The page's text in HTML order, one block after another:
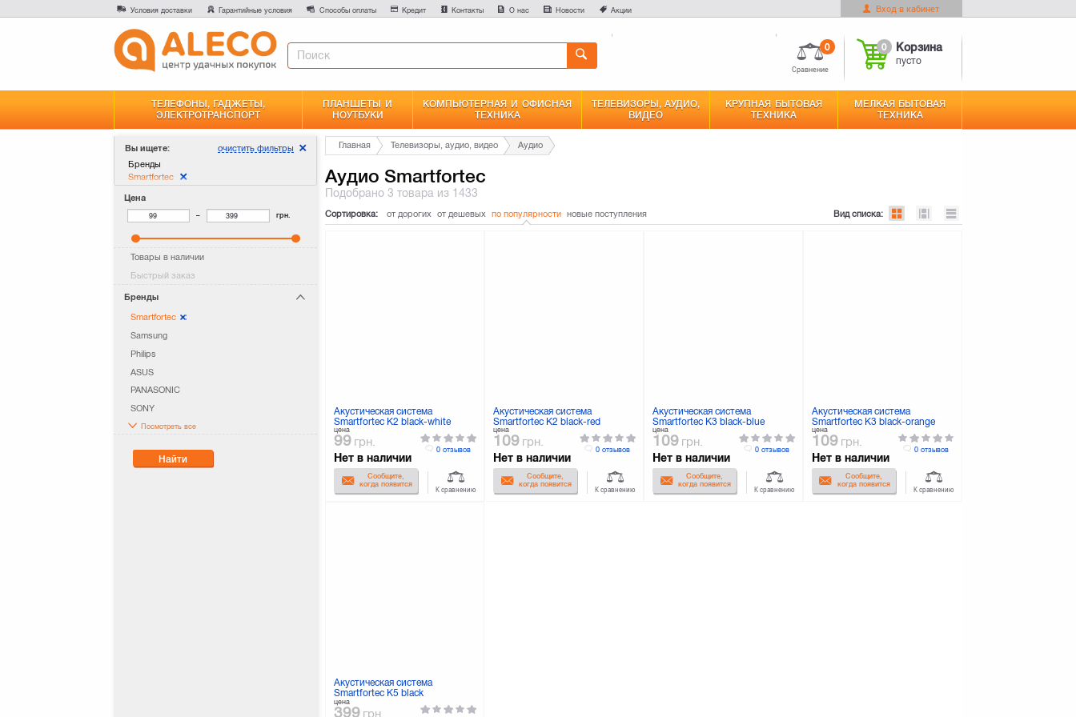
Условия доставки Гарантийные условия Способы оплаты Кредит Контакты О нас Новости Акции Вход в кабинет
Сравнение
0 0 Корзина
пусто
ТЕЛЕФОНЫ, ГАДЖЕТЫ,
ЭЛЕКТРОТРАНСПОРТ
ПЛАНШЕТЫ И
НОУТБУКИ
КОМПЬЮТЕРНАЯ И ОФИСНАЯ
ТЕХНИКА
ТЕЛЕВИЗОРЫ, АУДИО,
ВИДЕО
КРУПНАЯ БЫТОВАЯ
ТЕХНИКА
МЕЛКАЯ БЫТОВАЯ
ТЕХНИКА
Вы ищете:
Бренды
Smartfortec
очистить фильтры
Цена
– грн.
Товары в наличии
Быстрый заказ
Бренды
Smartfortec
Samsung
Philips
ASUS
PANASONIC
SONY
Посмотреть все
Найти
Главная Телевизоры, аудио, видео Аудио
Аудио Smartfortec
Подобрано3 товара из 1433
Сортировка: от дорогих от дешевых по популярности новые поступления Вид списка:
Акустическая система
Smartfortec K2 black-white
цена
99 грн.
Нет в наличии
Сообщите,
когда появится
0 отзывов
К сравнению
Акустическая система
Smartfortec K2 black-red
цена
109 грн.
Нет в наличии
Сообщите,
когда появится
0 отзывов
К сравнению
Акустическая система
Smartfortec K3 black-blue
цена
109 грн.
Нет в наличии
Сообщите,
когда появится
0 отзывов
К сравнению
Акустическая система
Smartfortec K3 black-orange
цена
109 грн.
Нет в наличии
Сообщите,
когда появится
0 отзывов
К сравнению
Акустическая система
Smartfortec K5 black
цена
399 грн.
Сравнение Оформить заказ